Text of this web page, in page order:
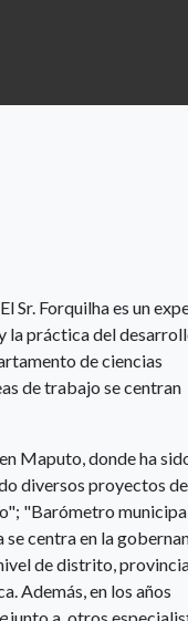
Sr. Forquilha es un
la práctica del
de ciencias
de trabajo se centran
Maputo, donde ha
diversos proyectos de
"Barómetro
centra en la
de distrito,
Además, en los años